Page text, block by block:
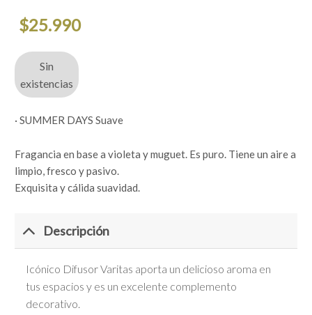
$25.990
Sin
existencias
· SUMMER DAYS Suave
Fragancia en base a violeta y muguet. Es puro. Tiene un aire a
limpio, fresco y pasivo.
Exquisita y cálida suavidad.
Descripción
Icónico Difusor Varitas aporta un delicioso aroma en
tus espacios y es un excelente complemento
decorativo.